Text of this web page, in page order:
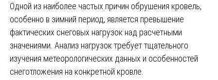
Одной из наиболее частых причин обрушения кровель,
особенно в зимний период, является превышение
фактических снеговых нагрузок над расчетными
значениями. Анализ нагрузок требует тщательного
изучения метеорологических данных и особенностей
снеготложения на конкретной кровле.